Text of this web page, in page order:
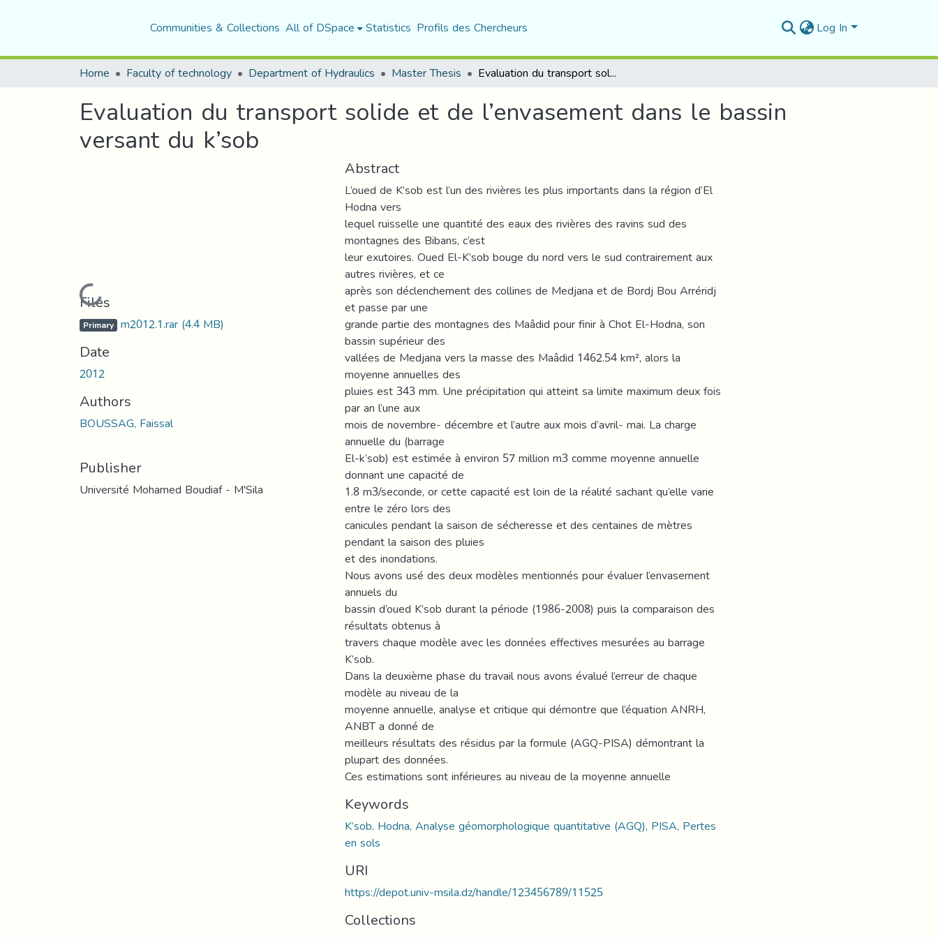
Communities & Collections All of DSpace Statistics Profils des Chercheurs Log In
Home Faculty of technology Department of Hydraulics Master Thesis Evaluation du transport solide et de l’envasement dans le bassin versant du k’sob
Evaluation du transport solide et de l’envasement dans le bassin
versant du k’sob
Loading...
Files
Primary m2012.1.rar(4.4 MB)
Date
2012
Authors
BOUSSAG, Faissal
Publisher
Université Mohamed Boudiaf - M'Sila
Abstract
L’oued de K’sob est l’un des rivières les plus importants dans la région d’El
Hodna vers
lequel ruisselle une quantité des eaux des rivières des ravins sud des
montagnes des Bibans, c’est
leur exutoires. Oued El-K’sob bouge du nord vers le sud contrairement aux
autres rivières, et ce
après son déclenchement des collines de Medjana et de Bordj Bou Arréridj
et passe par une
grande partie des montagnes des Maâdid pour finir à Chot El-Hodna, son
bassin supérieur des
vallées de Medjana vers la masse des Maâdid 1462.54 km², alors la
moyenne annuelles des
pluies est 343 mm. Une précipitation qui atteint sa limite maximum deux fois
par an l’une aux
mois de novembre- décembre et l’autre aux mois d’avril- mai. La charge
annuelle du (barrage
El-k’sob) est estimée à environ 57 million m3 comme moyenne annuelle
donnant une capacité de
1.8 m3/seconde, or cette capacité est loin de la réalité sachant qu’elle varie
entre le zéro lors des
canicules pendant la saison de sécheresse et des centaines de mètres
pendant la saison des pluies
et des inondations.
Nous avons usé des deux modèles mentionnés pour évaluer l‘envasement
annuels du
bassin d’oued K’sob durant la période (1986-2008) puis la comparaison des
résultats obtenus à
travers chaque modèle avec les données effectives mesurées au barrage
K’sob.
Dans la deuxième phase du travail nous avons évalué l’erreur de chaque
modèle au niveau de la
moyenne annuelle, analyse et critique qui démontre que l’équation ANRH,
ANBT a donné de
meilleurs résultats des résidus par la formule (AGQ-PISA) démontrant la
plupart des données.
Ces estimations sont inférieures au niveau de la moyenne annuelle
Keywords
K’sob, Hodna, Analyse géomorphologique quantitative (AGQ), PISA, Pertes
en sols
URI
https://depot.univ-msila.dz/handle/123456789/11525
Collections